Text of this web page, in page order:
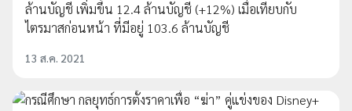
ล้านบัญชี เพิ่มขึ้น 12.4 ล้านบัญชี (+12%) เมื่อเทียบกับ
ไตรมาสก่อนหน้า ที่มีอยู่ 103.6 ล้านบัญชี
13 ส.ค. 2021